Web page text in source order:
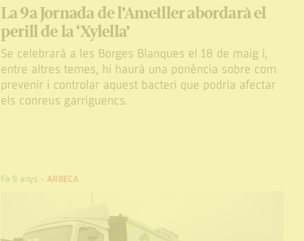
La 9a Jornada de l’Ametller abordarà el
perill de la ‘Xylella’
Se celebrarà a les Borges Blanques el 18 de maig i,
entre altres temes, hi haurà una ponència sobre com
prevenir i controlar aquest bacteri que podria afectar
els conreus garriguencs.
Fa 9 anys -ARBECA